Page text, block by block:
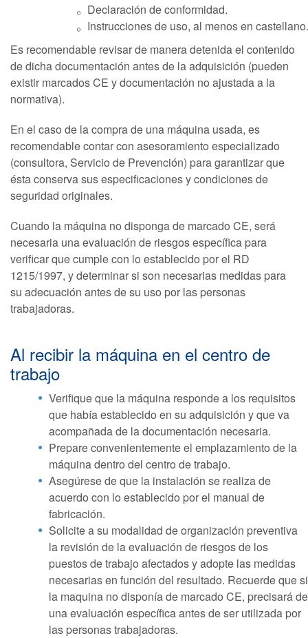
Declaración de conformidad.
Instrucciones de uso, al menos en castellano.
Es recomendable revisar de manera detenida el contenido
de dicha documentación antes de la adquisición (pueden
existir marcados CE y documentación no ajustada a la
normativa).
En el caso de la compra de una máquina usada, es
recomendable contar con asesoramiento especializado
(consultora, Servicio de Prevención) para garantizar que
ésta conserva sus especificaciones y condiciones de
seguridad originales.
Cuando la máquina no disponga de marcado CE, será
necesaria una evaluación de riesgos específica para
verificar que cumple con lo establecido por el RD
1215/1997, y determinar si son necesarias medidas para
su adecuación antes de su uso por las personas
trabajadoras.
Al recibir la máquina en el centro de
trabajo
Verifique que la máquina responde a los requisitos
que había establecido en su adquisición y que va
acompañada de la documentación necesaria.
Prepare convenientemente el emplazamiento de la
máquina dentro del centro de trabajo.
Asegúrese de que la instalación se realiza de
acuerdo con lo establecido por el manual de
fabricación.
Solicite a su modalidad de organización preventiva
la revisión de la evaluación de riesgos de los
puestos de trabajo afectados y adopte las medidas
necesarias en función del resultado. Recuerde que si
la maquina no disponía de marcado CE, precisará de
una evaluación específica antes de ser utilizada por
las personas trabajadoras.